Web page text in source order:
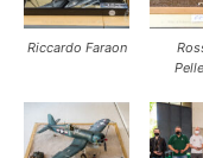
Riccardo Faraon